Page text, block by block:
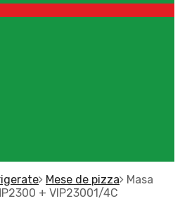
Mese de pizza
Masa
+ VIP23001/4C